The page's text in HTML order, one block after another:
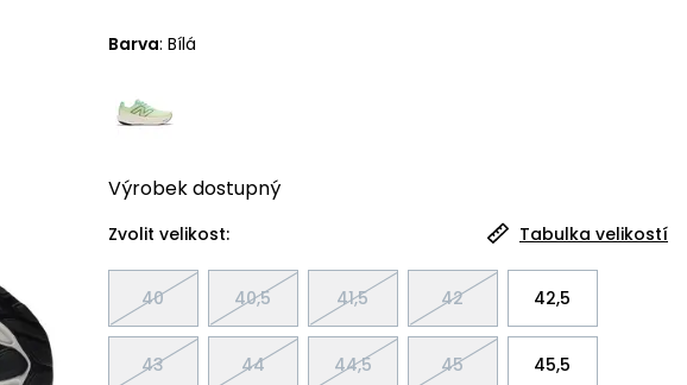
Barva: Bílá
Výrobekdostupný
Zvolit velikost: Tabulka velikostí
40 40,5 41,5 42 42,5
43 44 44,5 45 45,5